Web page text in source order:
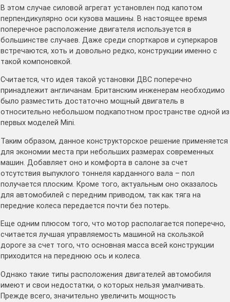
В этом случае силовой агрегат установлен под капотом
перпендикулярно оси кузова машины. В настоящее время
поперечное расположение двигателя используется в
большинстве случаев. Даже среди спорткаров и суперкаров
встречаются, хоть и довольно редко, конструкции именно с
такой компоновкой.
Считается, что идея такой установки ДВС поперечно
принадлежит англичанам. Британским инженерам необходимо
было разместить достаточно мощный двигатель в
относительно небольшом подкапотном пространстве одной из
первых моделей Mini.
Таким образом, данное конструкторское решение применяется
для экономии места при небольших размерах современных
машин. Добавляет оно и комфорта в салоне за счет
отсутствия выпуклого тоннеля карданного вала – пол
получается плоским. Кроме того, актуальным оно оказалось
для автомобилей с передним приводом, так как тяга на
передние колеса передается почти без потерь.
Еще одним плюсом того, что мотор располагается поперечно,
считается лучшая управляемость машиной на скользкой
дороге за счет того, что основная масса всей конструкции
приходится на переднюю ось и колеса.
Однако такие типы расположения двигателей автомобиля
имеют и свои недостатки, о которых нельзя умалчивать.
Прежде всего, значительно увеличить мощность